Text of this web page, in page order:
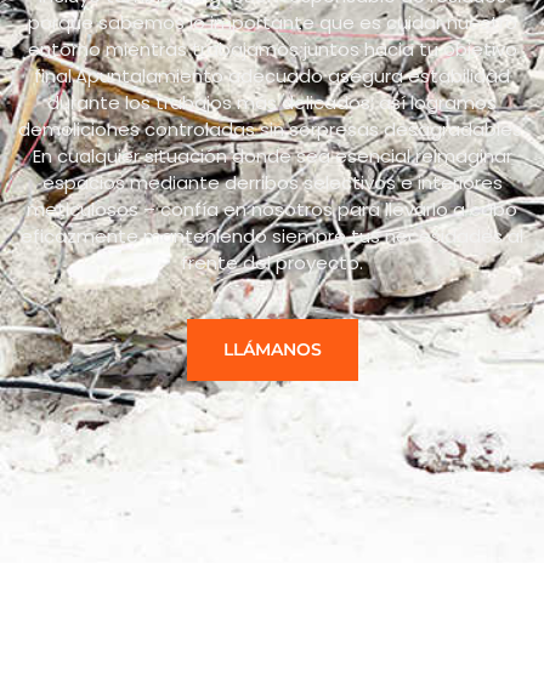
porque sabemos lo importante que es cuidar nuestro
entorno mientras trabajamos juntos hacia tu objetivo
final.Apuntalamiento adecuado asegura estabilidad
durante los trabajos más delicados: así logramos
demoliciones controladas sin sorpresas desagradables.
En cualquier situación donde sea esencial reimaginar
espacios mediante derribos selectivos e interiores
meticulosos – confía en nosotros para llevarlo a cabo
eficazmente manteniendo siempre tus necesidades al
frente del proyecto.
LLÁMANOS